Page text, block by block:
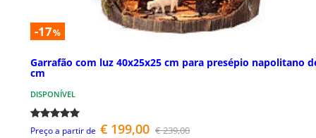
-17%
Garrafão com luz 40x25x25 cm para presépio napolitano
cm
DISPONÍVEL
Preço a partir de € 199,00 € 239,00